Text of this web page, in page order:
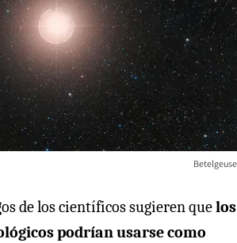
Betelgeuse
de los científicos sugieren quelos
podrían usarse como